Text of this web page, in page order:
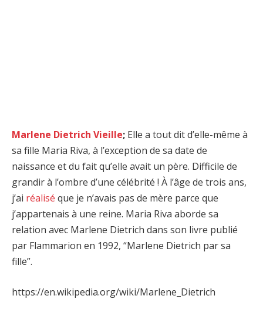
Marlene Dietrich Vieille; Elle a tout dit d’elle-même à
sa fille Maria Riva, à l’exception de sa date de
naissance et du fait qu’elle avait un père. Difficile de
grandir à l’ombre d’une célébrité ! À l’âge de trois ans,
j’ai réalisé que je n’avais pas de mère parce que
j’appartenais à une reine. Maria Riva aborde sa
relation avec Marlene Dietrich dans son livre publié
par Flammarion en 1992, “Marlene Dietrich par sa
fille”.
https://en.wikipedia.org/wiki/Marlene_Dietrich